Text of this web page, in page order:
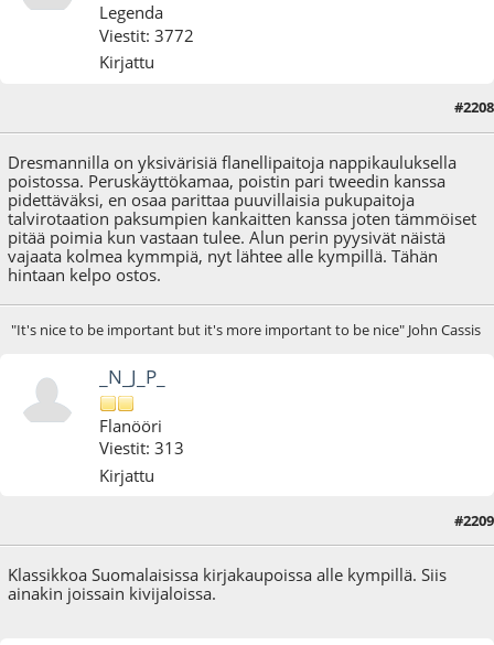
Legenda
Viestit: 3772
Kirjattu
#2208
Dresmannilla on yksivärisiä flanellipaitoja nappikauluksella
poistossa. Peruskäyttökamaa, poistin pari tweedin kanssa
pidettäväksi, en osaa parittaa puuvillaisia pukupaitoja
talvirotaation paksumpien kankaitten kanssa joten tämmöiset
pitää poimia kun vastaan tulee. Alun perin pyysivät näistä
vajaata kolmea kymmpiä, nyt lähtee alle kympillä. Tähän
hintaan kelpo ostos.
"It's nice to be important but it's more important to be nice" John Cassis
_N_J_P_
Flanööri
Viestit: 313
Kirjattu
#2209
Klassikkoa Suomalaisissa kirjakaupoissa alle kympillä. Siis
ainakin joissain kivijaloissa.